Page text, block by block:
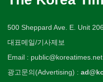
500 Sheppard Ave. E. Unit
대표메일/기사제보
Email : public@koreatimes.net
광고문의(Advertising) :